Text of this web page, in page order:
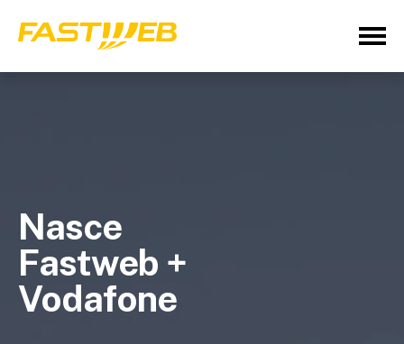
Nasce
Fastweb +
Vodafone